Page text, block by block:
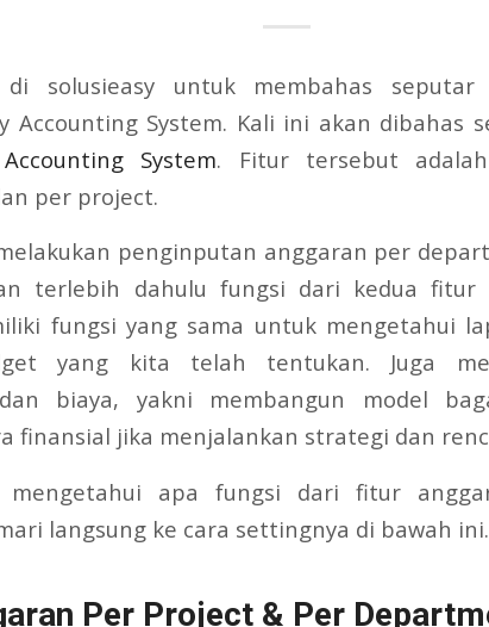
solusieasy untuk membahas seputar
Accounting System. Kali ini akan dibahas
System. Fitur tersebut
per project.
penginputan anggaran per
terlebih dahulu fungsi dari kedua
fungsi yang sama untuk mengetahui
yang kita telah tentukan. Juga
biaya, yakni membangun model
finansial jika menjalankan strategi dan
mengetahui apa fungsi dari fitur
langsung ke cara settingnya di bawah ini.
Per Project & Per